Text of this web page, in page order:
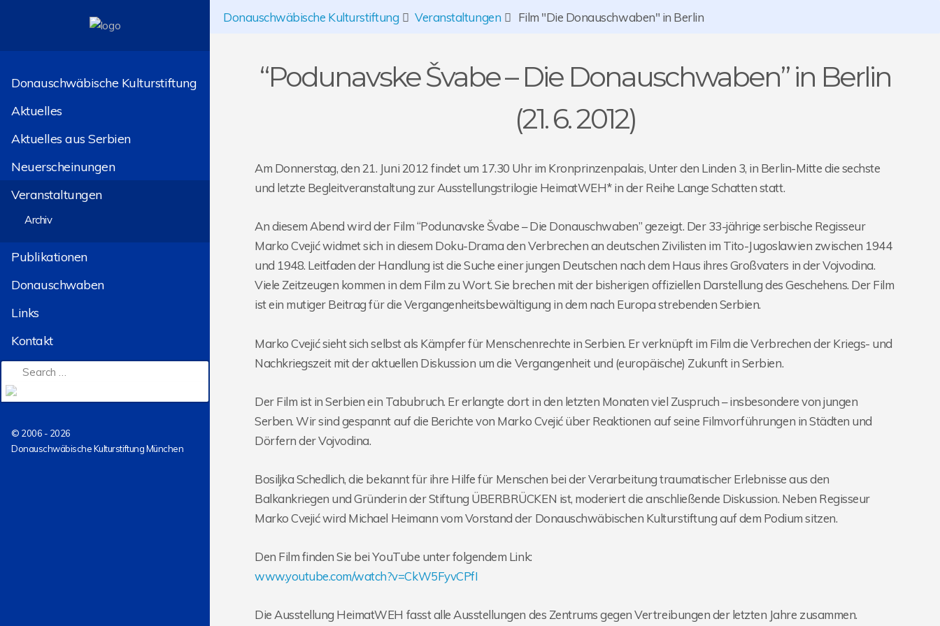
Donauschwäbische Kulturstiftung
Aktuelles
Aktuelles aus Serbien
Neuerscheinungen
Veranstaltungen
Archiv
Publikationen
Donauschwaben
Links
Kontakt
© 2006 - 2026
Donauschwäbische Kulturstiftung München
Donauschwäbische Kulturstiftung Veranstaltungen Film "Die Donauschwaben" in Berlin
“Podunavske Švabe – Die Donauschwaben” in Berlin
(21. 6. 2012)
Am Donnerstag, den 21. Juni 2012 findet um 17.30 Uhr im Kronprinzenpalais, Unter den Linden 3, in Berlin-Mitte die sechste
und letzte Begleitveranstaltung zur Ausstellungstrilogie HeimatWEH* in der Reihe Lange Schatten statt.
An diesem Abend wird der Film “Podunavske Švabe – Die Donauschwaben” gezeigt. Der 33-jährige serbische Regisseur
Marko Cvejić widmet sich in diesem Doku-Drama den Verbrechen an deutschen Zivilisten im Tito-Jugoslawien zwischen 1944
und 1948. Leitfaden der Handlung ist die Suche einer jungen Deutschen nach dem Haus ihres Großvaters in der Vojvodina.
Viele Zeitzeugen kommen in dem Film zu Wort. Sie brechen mit der bisherigen offiziellen Darstellung des Geschehens. Der Film
ist ein mutiger Beitrag für die Vergangenheitsbewältigung in dem nach Europa strebenden Serbien.
Marko Cvejić sieht sich selbst als Kämpfer für Menschenrechte in Serbien. Er verknüpft im Film die Verbrechen der Kriegs- und
Nachkriegszeit mit der aktuellen Diskussion um die Vergangenheit und (europäische) Zukunft in Serbien.
Der Film ist in Serbien ein Tabubruch. Er erlangte dort in den letzten Monaten viel Zuspruch – insbesondere von jungen
Serben. Wir sind gespannt auf die Berichte von Marko Cvejić über Reaktionen auf seine Filmvorführungen in Städten und
Dörfern der Vojvodina.
Bosiljka Schedlich, die bekannt für ihre Hilfe für Menschen bei der Verarbeitung traumatischer Erlebnisse aus den
Balkankriegen und Gründerin der Stiftung ÜBERBRÜCKEN ist, moderiert die anschließende Diskussion. Neben Regisseur
Marko Cvejić wird Michael Heimann vom Vorstand der Donauschwäbischen Kulturstiftung auf dem Podium sitzen.
Den Film finden Sie bei YouTube unter folgendem Link:
www.youtube.com/watch?v=CkW5FyvCPfI
Die Ausstellung HeimatWEH fasst alle Ausstellungen des Zentrums gegen Vertreibungen der letzten Jahre zusammen.